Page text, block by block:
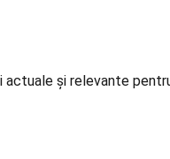
actuale și relevante